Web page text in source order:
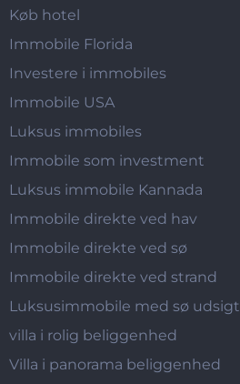
Køb hotel
Immobile Florida
Investere i immobiles
Immobile USA
Luksus immobiles
Immobile som investment
Luksus immobile Kannada
Immobile direkte ved hav
Immobile direkte ved sø
Immobile direkte ved strand
Luksusimmobile med sø udsigt
villa i rolig beliggenhed
Villa i panorama beliggenhed